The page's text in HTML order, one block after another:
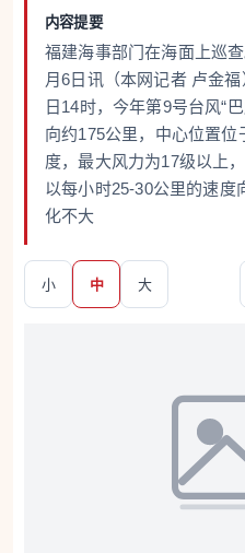
内容提要
福建海事部门在海面上巡
月6日讯（本网记者 卢金
日14时，今年第9号台风“
向约175公里，中心位置
度，最大风力为17级以上
以每小时25-30公里的速度
化不大
小 中 大